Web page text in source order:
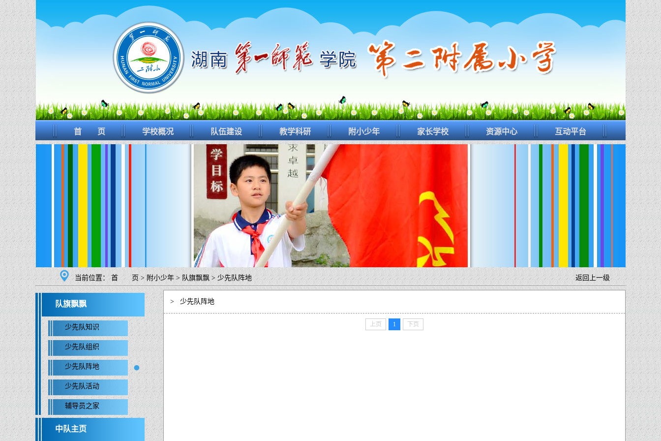
首 页 学校概况 队伍建设 教学科研 附小少年 家长学校 资源中心 互动平台
当前位置：首 页>附小少年> 队旗飘飘 > 少先队阵地 返回上一级
队旗飘飘
少先队知识
少先队组织
少先队阵地
少先队活动
辅导员之家
中队主页
> 少先队阵地
上页 1 下页